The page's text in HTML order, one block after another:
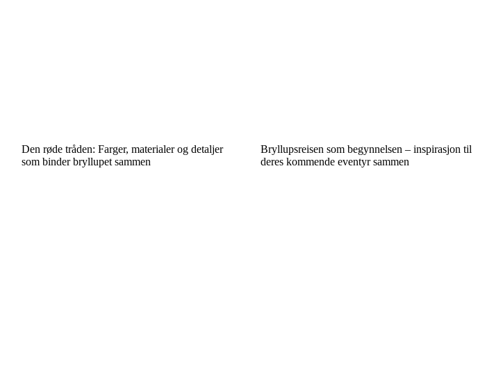
Den røde tråden: Farger, materialer og detaljer
som binder bryllupet sammen
Bryllupsreisen som begynnelsen – inspirasjon til
deres kommende eventyr sammen